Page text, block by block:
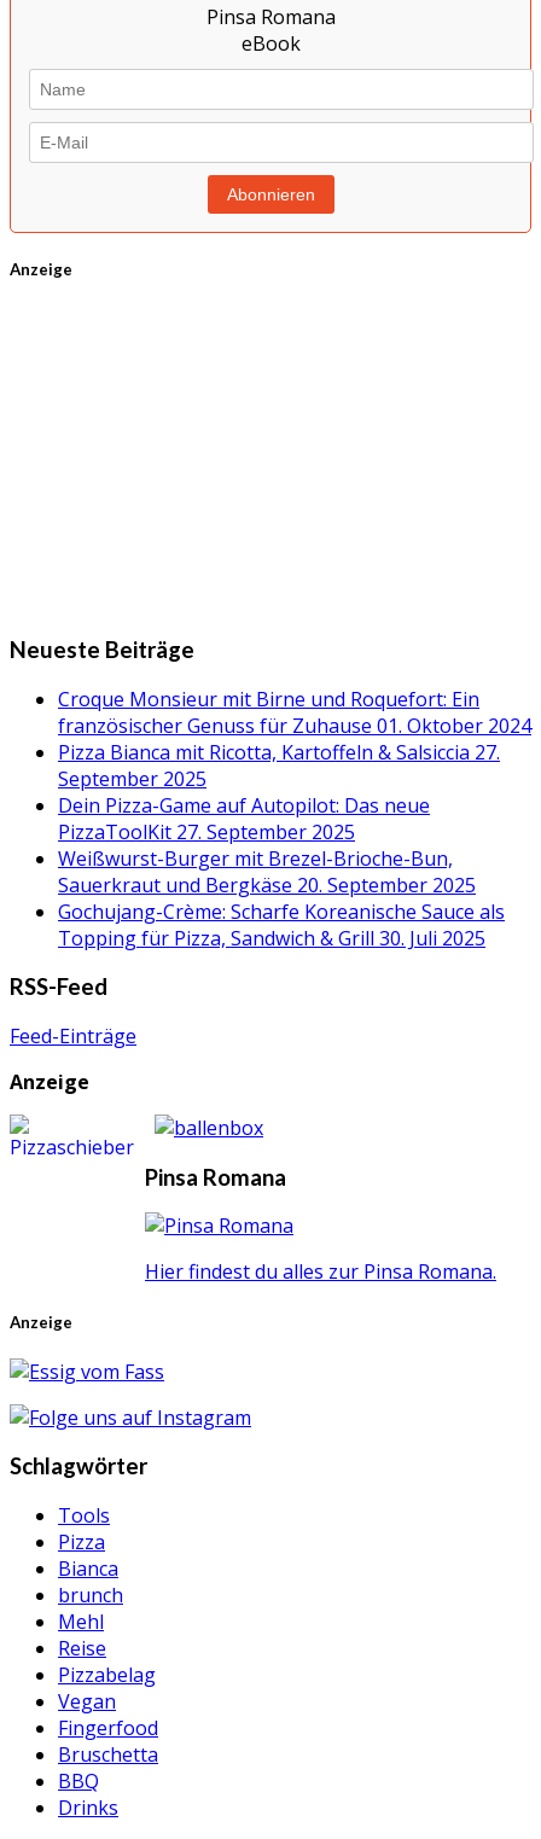
Anzeige
Neueste Beiträge
Croque Monsieur mit Birne und Roquefort: Ein
französischer Genuss für Zuhause 01. Oktober 2024
Pizza Bianca mit Ricotta, Kartoffeln & Salsiccia 27.
September 2025
Dein Pizza-Game auf Autopilot: Das neue
PizzaToolKit 27. September 2025
Weißwurst-Burger mit Brezel-Brioche-Bun,
Sauerkraut und Bergkäse 20. September 2025
Gochujang-Crème: Scharfe Koreanische Sauce als
Topping für Pizza, Sandwich & Grill 30. Juli 2025
RSS-Feed
Feed-Einträge
Anzeige
Pinsa Romana
Hier findest du alles zur Pinsa Romana.
Anzeige
Schlagwörter
Tools
Pizza
Bianca
brunch
Mehl
Reise
Pizzabelag
Vegan
Fingerfood
Bruschetta
BBQ
Drinks